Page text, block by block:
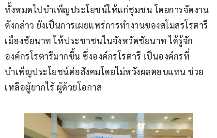
ทั้งหมดไปบำเพ็ญประโยชน์ให้แก่ชุมชน โดยการจัดงาน
ดังกล่าว ยังเป็นการเผยแพร่การทำงานของสโมสรโรตารี
เมืองชัยนาท ให้ประชาชนในจังหวัดชัยนาท ได้รู้จัก
องค์กรโรตารีมากขึ้น ซึ่งองค์กรโรตารี เป็นองค์กรที่
บำเพ็ญประโยชน์ต่อสังคมโดยไม่หวังผลตอบแทน ช่วย
เหลือผู้ยากไร้ ผู้ด้วยโอกาส